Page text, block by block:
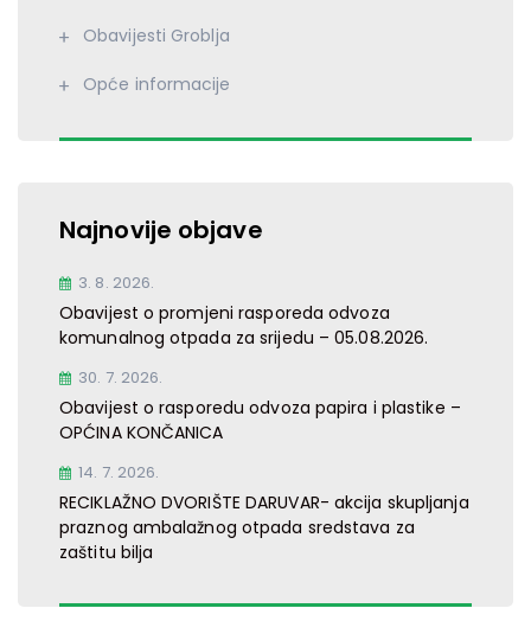
Obavijesti Groblja
Opće informacije
Najnovije objave
3. 8. 2026.
Obavijest o promjeni rasporeda odvoza
komunalnog otpada za srijedu – 05.08.2026.
30. 7. 2026.
Obavijest o rasporedu odvoza papira i plastike –
OPĆINA KONČANICA
14. 7. 2026.
RECIKLAŽNO DVORIŠTE DARUVAR- akcija skupljanja
praznog ambalažnog otpada sredstava za
zaštitu bilja